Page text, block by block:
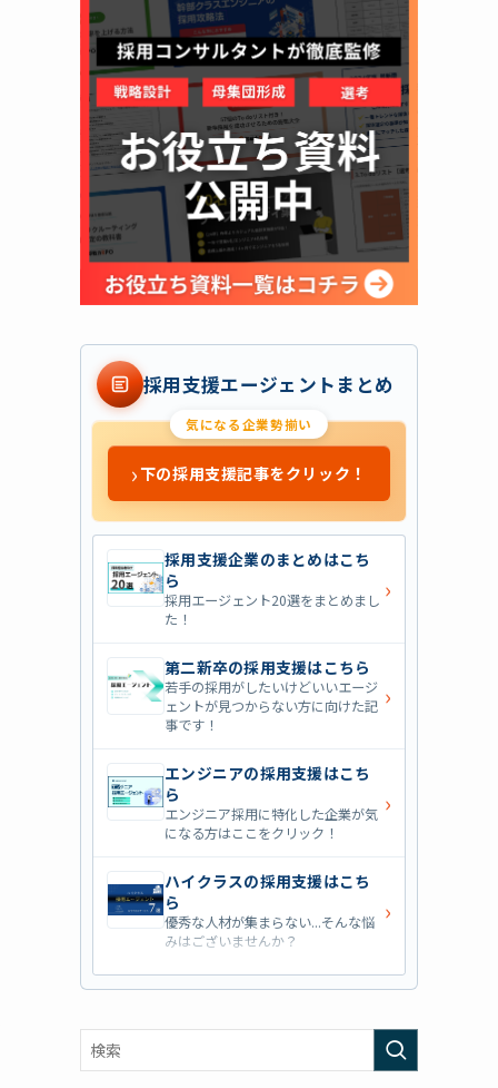
採用支援エージェントまとめ
気になる企業勢揃い
›下の採用支援記事をクリック！
採用支援企業のまとめはこち
ら
採用エージェント20選をまとめまし
た！
›
第二新卒の採用支援はこちら
若手の採用がしたいけどいいエージ
ェントが見つからない方に向けた記
事です！
›
エンジニアの採用支援はこち
ら
エンジニア採用に特化した企業が気
になる方はここをクリック！
›
ハイクラスの採用支援はこち
ら
優秀な人材が集まらない...そんな悩
みはございませんか？
›
営業職の採用支援はこちら
した企業を七つ集めました！
外資系の採用支援はこちら